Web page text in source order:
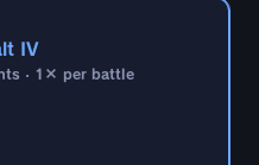
(mit
Angriff
alle
sind (1 Mal):
Team
IV
· 1× per battle